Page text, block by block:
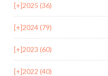
[+]2025 (36)
[+]2024 (79)
[+]2023 (60)
[+]2022 (40)